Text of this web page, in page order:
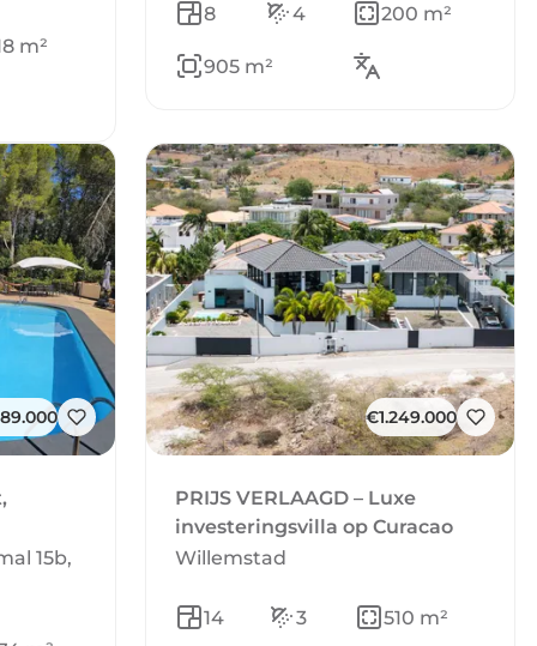
m²
8 4 200 m²
905 m²
15b,
€1.249.000
PRIJS VERLAAGD – Luxe
investeringsvilla op Curacao
Willemstad
14 3 510 m²